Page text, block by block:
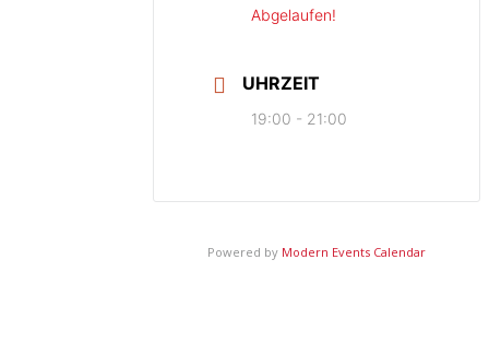
Abgelaufen!
UHRZEIT
19:00 - 21:00
Powered by Modern Events Calendar